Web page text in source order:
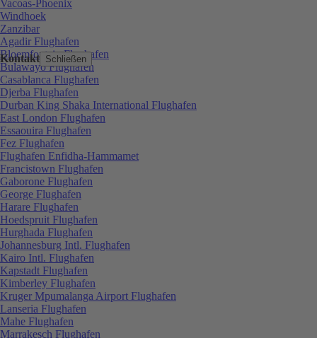
Kontakt Schließen
Vacoas-Phoenix
Windhoek
Zanzibar
Agadir Flughafen
Bloemfontein Flughafen
Bulawayo Flughafen
Casablanca Flughafen
Djerba Flughafen
Durban King Shaka International Flughafen
East London Flughafen
Essaouira Flughafen
Fez Flughafen
Flughafen Enfidha-Hammamet
Francistown Flughafen
Gaborone Flughafen
George Flughafen
Harare Flughafen
Hoedspruit Flughafen
Hurghada Flughafen
Johannesburg Intl. Flughafen
Kairo Intl. Flughafen
Kapstadt Flughafen
Kimberley Flughafen
Kruger Mpumalanga Airport Flughafen
Lanseria Flughafen
Mahe Flughafen
Marrakesch Flughafen